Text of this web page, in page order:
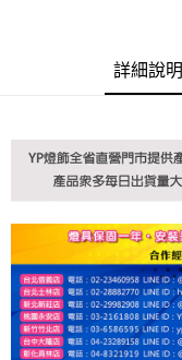
詳細說明